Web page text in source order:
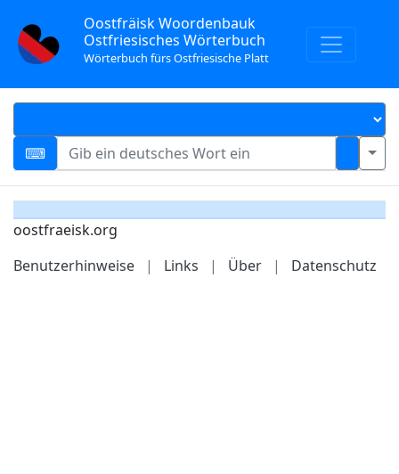
Oostfräisk Woordenbauk
Ostfriesisches Wörterbuch
Wörterbuch fürs Ostfriesische Platt
oostfraeisk.org
Benutzerhinweise
| Links | Über | Datenschutz